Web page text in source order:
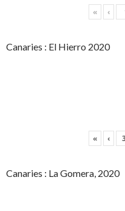
« ‹
Canaries : El Hierro 2020
« ‹
Canaries : La Gomera, 2020